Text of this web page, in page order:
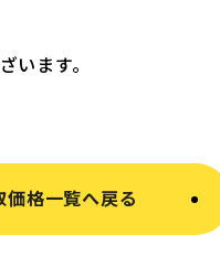
ます。
価格一覧へ戻る